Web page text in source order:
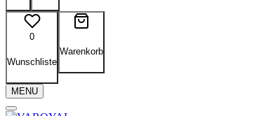
0
Wunschliste
Warenkorb
MENU